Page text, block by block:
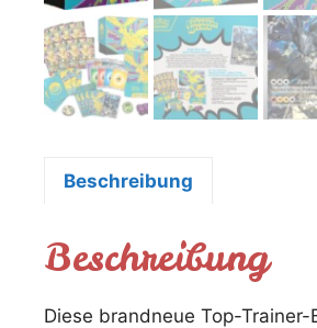
Beschreibung
Beschreibung
Diese brandneue Top-